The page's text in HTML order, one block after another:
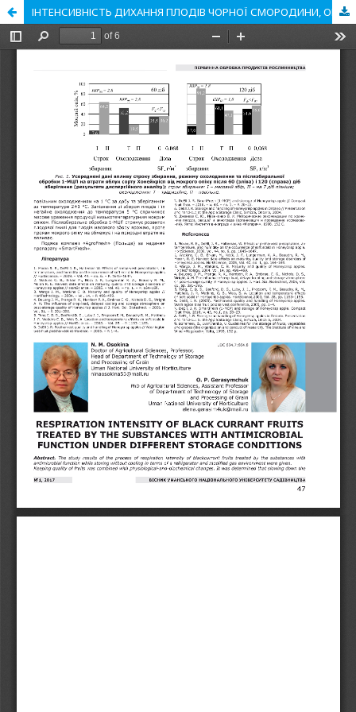
ІНТЕНСИВНІСТЬ ДИХАННЯ ПЛОДІВ ЧОРНОЇ СМОРОДИНИ, ОБРОБЛЕНИХ РЕЧОВИНАМИ З АНТИМІКРОБНОЮ ФУНКЦІЄЮ, ЗА РІЗНИХ УМОВ ЗБЕРІГАННЯ